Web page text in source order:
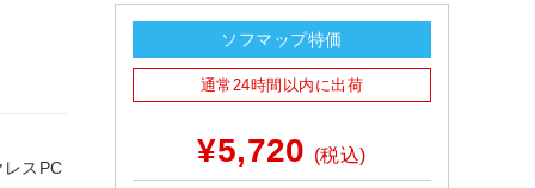
スPC
ソフマップ特価
通常24時間以内に出荷
¥5,720 (税込)